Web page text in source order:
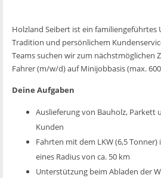
Holzland Seibert ist ein
Tradition und persönlichem
Teams suchen wir zum nächstmöglichen
Fahrer (m/w/d) auf Minijobbasis (max.
Deine Aufgaben
Auslieferung von Bauholz, Parkett
Kunden
Fahrten mit dem LKW (6,5
eines Radius von ca. 50 km
Unterstützung beim Abladen der